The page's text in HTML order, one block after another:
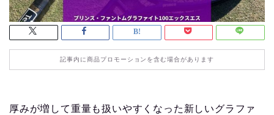
記事内に商品プロモーションを含む場合があります
厚みが増して重量も扱いやすくなった新しいグラファ